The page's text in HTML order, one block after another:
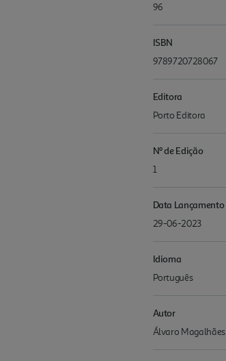
96
ISBN
9789720728067
Editora
Porto Editora
Nº de Edição
1
Data Lançamento
29-06-2023
Idioma
Português
Autor
Álvaro Magalhães